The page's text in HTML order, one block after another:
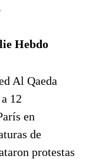
Hebdo
Al Qaeda
12
en
de
protestas